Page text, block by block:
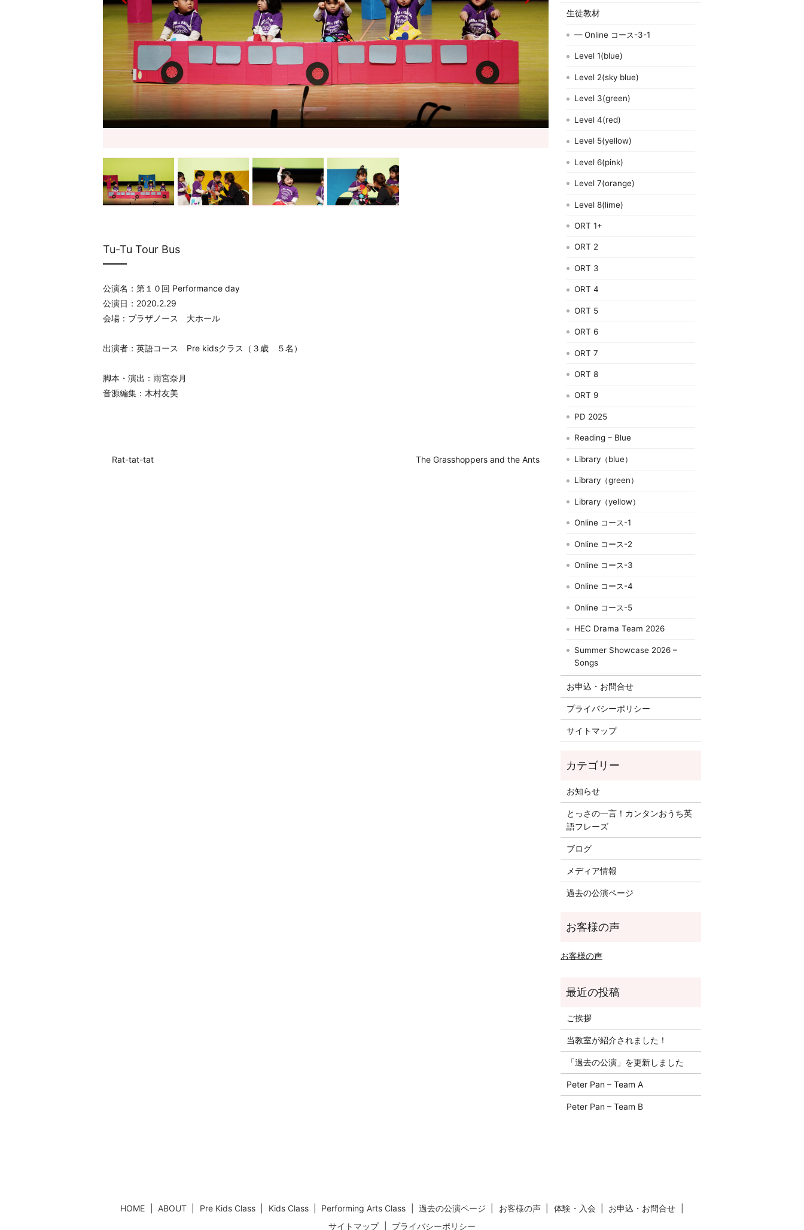
Tu-Tu Tour Bus
公演名：第１０回 Performance day
公演日：2020.2.29
会場：プラザノース 大ホール
出演者：英語コース Pre kidsクラス（３歳 ５名）
脚本・演出：雨宮奈月
音源編集：木村友美
Rat-tat-tat The Grasshoppers and the Ants
生徒教材
— Online コース-3-1
Level 1(blue)
Level 2(sky blue)
Level 3(green)
Level 4(red)
Level 5(yellow)
Level 6(pink)
Level 7(orange)
Level 8(lime)
ORT 1+
ORT 2
ORT 3
ORT 4
ORT 5
ORT 6
ORT 7
ORT 8
ORT 9
PD 2025
Reading – Blue
Library（blue）
Library（green）
Library（yellow）
Online コース-1
Online コース-2
Online コース-3
Online コース-4
Online コース-5
HEC Drama Team 2026
Summer Showcase 2026 –
Songs
お申込・お問合せ
プライバシーポリシー
サイトマップ
お知らせ
とっさの一言！カンタンおうち英
語フレーズ
ブログ
メディア情報
過去の公演ページ
お客様の声
ご挨拶
当教室が紹介されました！
「過去の公演」を更新しました
Peter Pan – Team A
Peter Pan – Team B
HOME ABOUT Pre Kids Class Kids Class Performing Arts Class 過去の公演ページ お客様の声 体験・入会
お申込・お問合せ
サイトマップ
プライバシーポリシー